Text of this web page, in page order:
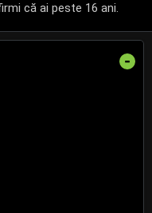
că ai peste 16 ani.
-